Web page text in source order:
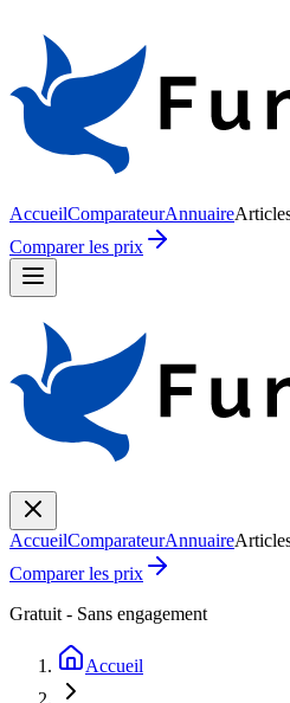
AccueilComparateurAnnuaire
Comparer les prix
AccueilComparateurAnnuaire
Comparer les prix
Gratuit - Sans engagement
Accueil